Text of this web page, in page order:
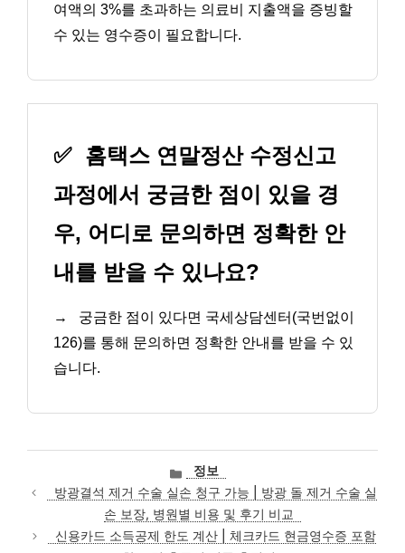
여액의 3%를 초과하는 의료비 지출액을 증빙할
수 있는 영수증이 필요합니다.
✅ 홈택스 연말정산 수정신고
과정에서 궁금한 점이 있을 경
우, 어디로 문의하면 정확한 안
내를 받을 수 있나요?
→
궁금한 점이 있다면 국세상담센터(국번없이
126)를 통해 문의하면 정확한 안내를 받을 수 있
습니다.
카
테
고
리
정보
방광결석 제거 수술 실손 청구 가능 | 방광 돌 제거 수술 실
손 보장, 병원별 비용 및 후기 비교
신용카드 소득공제 한도 계산 | 체크카드 현금영수증 포함